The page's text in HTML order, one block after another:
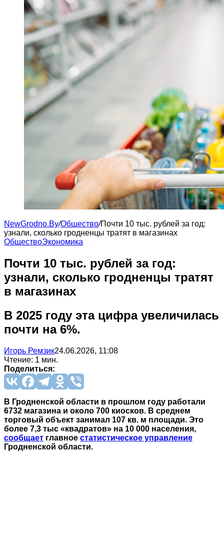
NewGrodno.By/Общество/Почти 10 тыс. рублей за год:
узнали, сколько гродненцы тратят в магазинах
ОбществоЭкономика
Почти 10 тыс. рублей за год:
узнали, сколько гродненцы тратят
в магазинах
В 2025 году эта цифра увеличилась
почти на 6%.
Игорь Ремзик24.06.2026, 11:08
Чтение: 1 мин.
Поделиться:
В Гродненской области в прошлом году работали
6732 магазина и около 700 киосков. В среднем
торговый объект занимал 107 кв. м площади. Это
более 7,3 тыс «квадратов» на 10 000 населения,
сообщает главное статистическое управление
Гродненской области.